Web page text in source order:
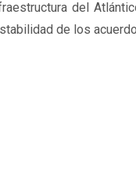
del
de los